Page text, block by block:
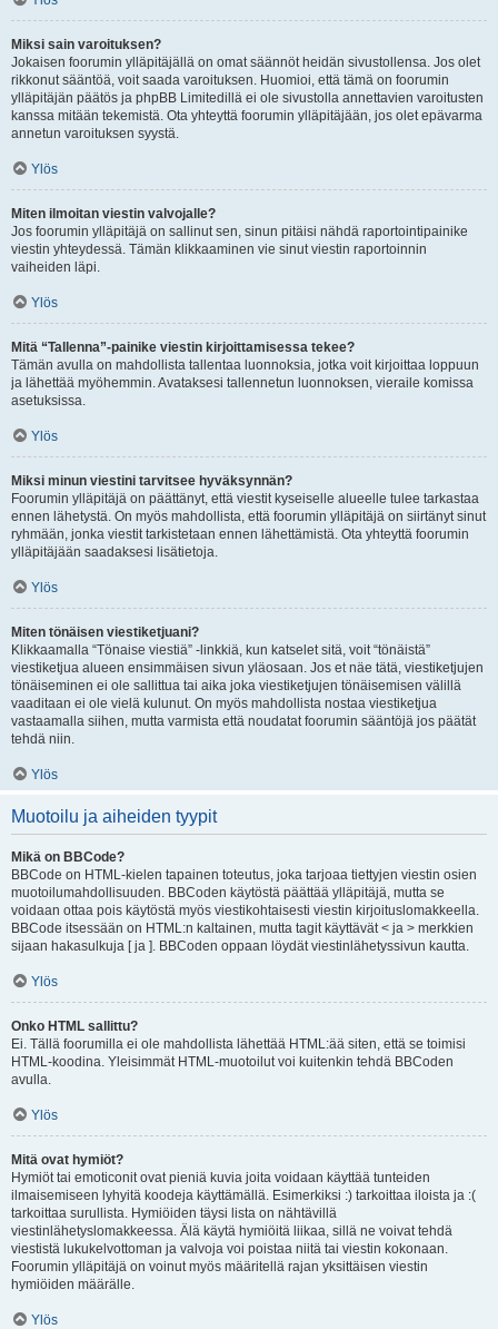
Miksi sain varoituksen?
Jokaisen foorumin ylläpitäjällä on omat säännöt heidän sivustollensa. Jos olet
rikkonut sääntöä, voit saada varoituksen. Huomioi, että tämä on foorumin
ylläpitäjän päätös ja phpBB Limitedillä ei ole sivustolla annettavien varoitusten
kanssa mitään tekemistä. Ota yhteyttä foorumin ylläpitäjään, jos olet epävarma
annetun varoituksen syystä.
Ylös
Miten ilmoitan viestin valvojalle?
Jos foorumin ylläpitäjä on sallinut sen, sinun pitäisi nähdä raportointipainike
viestin yhteydessä. Tämän klikkaaminen vie sinut viestin raportoinnin
vaiheiden läpi.
Ylös
Mitä “Tallenna”-painike viestin kirjoittamisessa tekee?
Tämän avulla on mahdollista tallentaa luonnoksia, jotka voit kirjoittaa loppuun
ja lähettää myöhemmin. Avataksesi tallennetun luonnoksen, vieraile komissa
asetuksissa.
Ylös
Miksi minun viestini tarvitsee hyväksynnän?
Foorumin ylläpitäjä on päättänyt, että viestit kyseiselle alueelle tulee tarkastaa
ennen lähetystä. On myös mahdollista, että foorumin ylläpitäjä on siirtänyt sinut
ryhmään, jonka viestit tarkistetaan ennen lähettämistä. Ota yhteyttä foorumin
ylläpitäjään saadaksesi lisätietoja.
Ylös
Miten tönäisen viestiketjuani?
Klikkaamalla “Tönaise viestiä” -linkkiä, kun katselet sitä, voit “tönäistä”
viestiketjua alueen ensimmäisen sivun yläosaan. Jos et näe tätä, viestiketjujen
tönäiseminen ei ole sallittua tai aika joka viestiketjujen tönäisemisen välillä
vaaditaan ei ole vielä kulunut. On myös mahdollista nostaa viestiketjua
vastaamalla siihen, mutta varmista että noudatat foorumin sääntöjä jos päätät
tehdä niin.
Ylös
Muotoilu ja aiheiden tyypit
Mikä on BBCode?
BBCode on HTML-kielen tapainen toteutus, joka tarjoaa tiettyjen viestin osien
muotoilumahdollisuuden. BBCoden käytöstä päättää ylläpitäjä, mutta se
voidaan ottaa pois käytöstä myös viestikohtaisesti viestin kirjoituslomakkeella.
BBCode itsessään on HTML:n kaltainen, mutta tagit käyttävät < ja > merkkien
sijaan hakasulkuja [ ja ]. BBCoden oppaan löydät viestinlähetyssivun kautta.
Ylös
Onko HTML sallittu?
Ei. Tällä foorumilla ei ole mahdollista lähettää HTML:ää siten, että se toimisi
HTML-koodina. Yleisimmät HTML-muotoilut voi kuitenkin tehdä BBCoden
avulla.
Ylös
Mitä ovat hymiöt?
Hymiöt tai emoticonit ovat pieniä kuvia joita voidaan käyttää tunteiden
ilmaisemiseen lyhyitä koodeja käyttämällä. Esimerkiksi :) tarkoittaa iloista ja :(
tarkoittaa surullista. Hymiöiden täysi lista on nähtävillä
viestinlähetyslomakkeessa. Älä käytä hymiöitä liikaa, sillä ne voivat tehdä
viestistä lukukelvottoman ja valvoja voi poistaa niitä tai viestin kokonaan.
Foorumin ylläpitäjä on voinut myös määritellä rajan yksittäisen viestin
hymiöiden määrälle.
Ylös